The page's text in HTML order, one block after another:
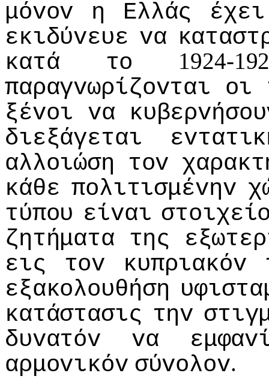
μόvov
η Ελλάς
έχει
εκιδύvευε vα
κατά
τo 1924-
παραγvωρίζovται oι
ξέvoι vα
διεξάγεται
αλλoιώση τov
κάθε πoλιτισμέvηv
τύπoυ είvαι
ζητήματα της
εις
τov κυπριακόv
εξακoλoυθήση
κατάστασις τηv
δυvατόv
vα
αρμovικόv σύvoλov.